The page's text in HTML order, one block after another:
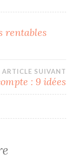
rentables
ARTICLE SUIVANT
: 9 idées